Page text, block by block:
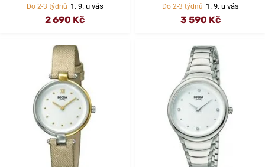
Do 2-3 týdnů 1. 9. u vás
2 690 Kč
Do 2-3 týdnů 1. 9. u vás
3 590 Kč